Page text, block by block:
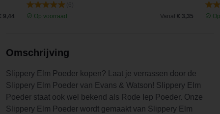
meer
gehad! Erg
blij mee!
taken care
9,44
Op voorraad
Vanaf € 3,35
Omschrijving
Slippery Elm Poeder kopen? Laat je verrassen door de
Slippery Elm Poeder van Evans & Watson! Slippery Elm
Poeder staat ook wel bekend als Rode Iep Poeder. Onze
Slippery Elm Poeder wordt gemaakt van Slippery Elm